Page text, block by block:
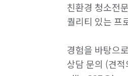
친환경 청소전
퀄리티 있는 프
경험을 바탕으
상담 문의 (견